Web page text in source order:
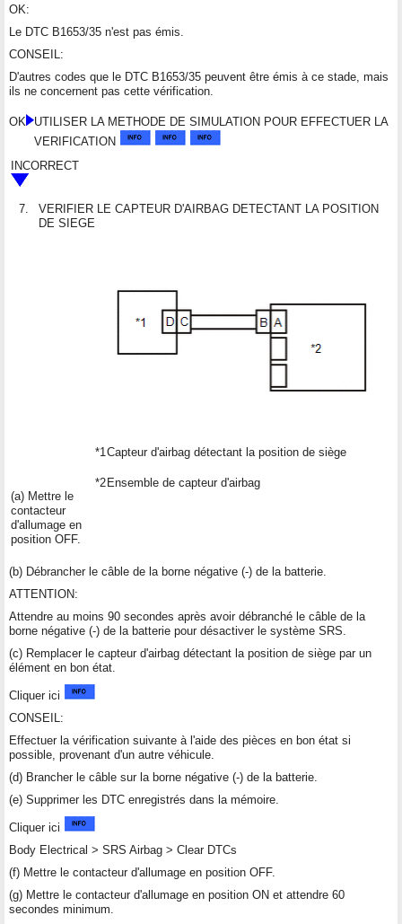
OK:
Le DTC B1653/35 n'est pas émis.
CONSEIL:
D'autres codes que le DTC B1653/35 peuvent être émis à ce stade, mais
ils ne concernent pas cette vérification.
OK
UTILISER LA METHODE DE SIMULATION POUR EFFECTUER LA
VERIFICATION
INCORRECT
7.
VERIFIER LE CAPTEUR D'AIRBAG DETECTANT LA POSITION
DE SIEGE
(a) Mettre le
contacteur
d'allumage en
position OFF.
*1Capteur d'airbag détectant la position de siège
*2 Ensemble de capteur d'airbag
(b) Débrancher le câble de la borne négative (-) de la batterie.
ATTENTION:
Attendre au moins 90 secondes après avoir débranché le câble de la
borne négative (-) de la batterie pour désactiver le système SRS.
(c) Remplacer le capteur d'airbag détectant la position de siège par un
élément en bon état.
Cliquer ici
CONSEIL:
Effectuer la vérification suivante à l'aide des pièces en bon état si
possible, provenant d'un autre véhicule.
(d) Brancher le câble sur la borne négative (-) de la batterie.
(e) Supprimer les DTC enregistrés dans la mémoire.
Cliquer ici
Body Electrical > SRS Airbag > Clear DTCs
(f) Mettre le contacteur d'allumage en position OFF.
(g) Mettre le contacteur d'allumage en position ON et attendre 60
secondes minimum.